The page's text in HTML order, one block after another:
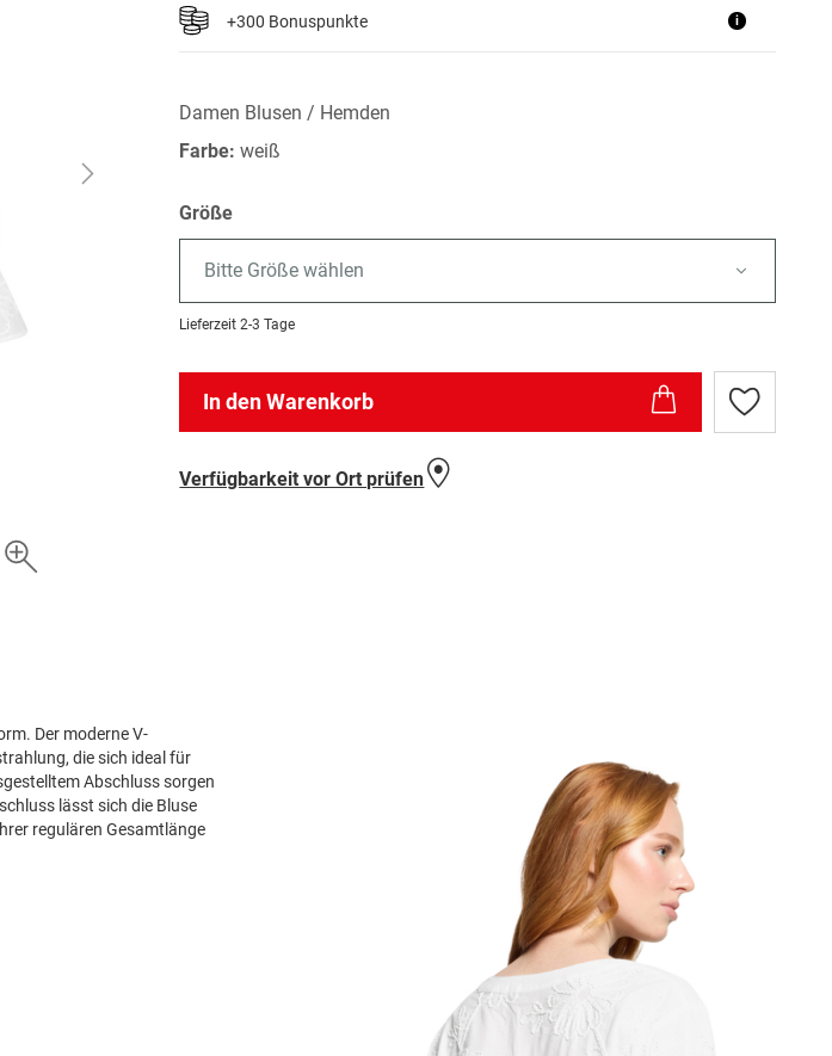
+300 Bonuspunkte i
Damen Blusen / Hemden
Farbe:weiß
Größe
Bitte Größe wählen
Lieferzeit 2-3 Tage
In den Warenkorb
Zur
Wunschliste
Verfügbarkeit vor Ort prüfen
Der moderne V-
die sich ideal für
Abschluss sorgen
lässt sich die Bluse
regulären Gesamtlänge